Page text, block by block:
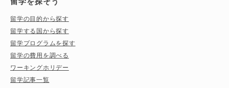
留学の目的から探す
留学する国から探す
留学プログラムを探す
留学の費用を調べる
ワーキングホリデー
留学記事一覧